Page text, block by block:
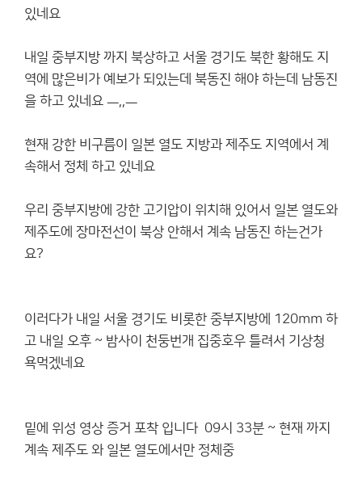
있네요
내일 중부지방 까지 북상하고 서울 경기도 북한 황해도 지
역에 많은비가 예보가 되있는데 북동진 해야 하는데 남동진
을 하고 있네요 ㅡ,,ㅡ
현재 강한 비구름이 일본 열도 지방과 제주도 지역에서 계
속해서 정체 하고 있네요
우리 중부지방에 강한 고기압이 위치해 있어서 일본 열도와
제주도에 장마전선이 북상 안해서 계속 남동진 하는건가
요?
이러다가 내일 서울 경기도 비롯한 중부지방에 120mm 하
고 내일 오후 ~ 밤사이 천둥번개 집중호우 틀려서 기상청
욕먹겠네요
밑에 위성 영상 증거 포착 입니다 09시 33분 ~ 현재 까지
계속 제주도 와 일본 열도에서만 정체중